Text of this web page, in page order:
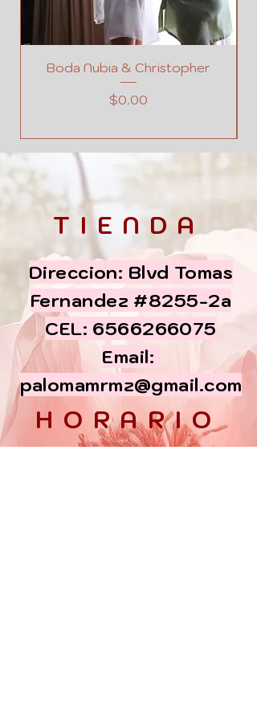
Boda Nubia & Christopher
Precio
$0.00
TIENDA
Direccion: Blvd Tomas
Fernandez #8255-2a
CEL: 6566266075
Email:
palomamrmz@gmail.com
HORARIO